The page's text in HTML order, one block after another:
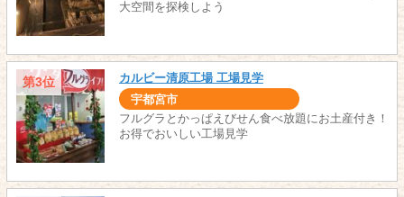
大空間を探検しよう
第3位 カルビー清原工場 工場見学
宇都宮市
フルグラとかっぱえびせん食べ放題にお土産付き！
お得でおいしい工場見学